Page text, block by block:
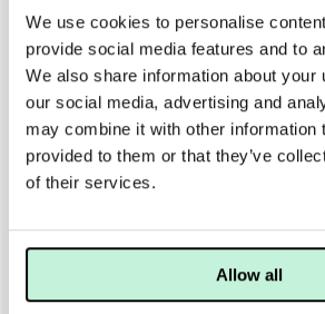
We use cookies to personalise
provide social media features and to
We also share information about your
our social media, advertising and
may combine it with other information
provided to them or that they’ve
of their services.
Allow all
NY
DERMALOGICA
DERMALOGICA SMART EYE DENSITY
1 545 KR 1 075 KR